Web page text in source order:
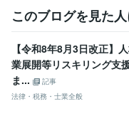
日商簿記検定2級
社会福祉士 取得年 : 2002
その他ツール
就業規則の作成:11年
雇用契約書をはじめとす
得意分野
このブログを見た
【令和8年8月3日改正】
業展開等リスキリング支
ま...
記事
法律・税務・士業全般